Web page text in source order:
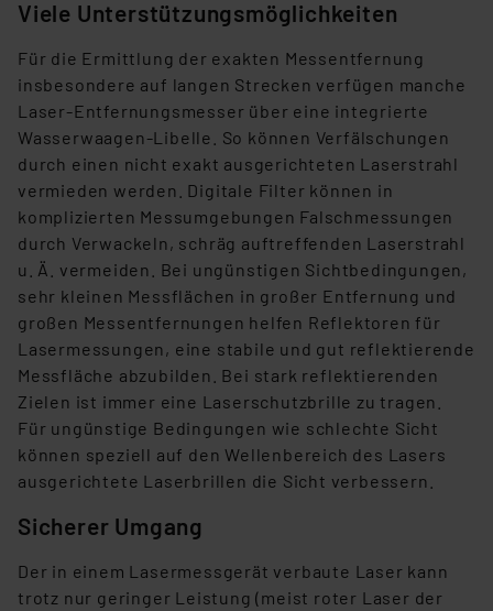
gespeichert werden und dieses Banner erneut
„Einige Drittanbieter verarbeiten personenbezogene
Daten in den USA. Ihre Einwilligung zur Einbindung von
Cookies dieser Drittanbieter umfasst daher ggf. auch
die Verarbeitung Ihrer Daten in den USA gemäß Art. 49
(1) lit. a DSGVO. Nähere Infos zu diesen Drittanbietern
und zu der jeweiligen Datenübermittlung erhalten Sie in
der Datenschutzerklärung. Für die USA besteht kein
Angemessenheitsbeschluss der EU. Dies bedeutet,
dass die USA als Land mit unzureichendem
Datenschutz nach EU-Standards eingestuft wird. So
besteht etwa das Risiko, dass US-Behörden
personenbezogene Daten in
Überwachungsprogrammen verarbeiten, ohne dass
hiergegen Klagemöglichkeiten für Europäer bestehen.
Unsere Kooperation mit diesen Dienstleistern stützt
sich auf die Standarddatenschutzklauseln der
Europäischen Kommission sowie einer eigenen
Beurteilung der mit der Datenübermittlung,
insbesondere der Art der übermittelten Daten,
verbundenen Risiken.“
Viele Unterstützungsmöglichkeiten
Für die Ermittlung der exakten Messentfernung
insbesondere auf langen Strecken verfügen manche
Laser-Entfernungsmesser über eine integrierte
Wasserwaagen-Libelle. So können Verfälschungen
durch einen nicht exakt ausgerichteten Laserstrahl
vermieden werden. Digitale Filter können in
komplizierten Messumgebungen Falschmessungen
durch Verwackeln, schräg auftreffenden Laserstrahl
u. Ä. vermeiden. Bei ungünstigen Sichtbedingungen,
sehr kleinen Messflächen in großer Entfernung und
großen Messentfernungen helfen Reflektoren für
Lasermessungen, eine stabile und gut reflektierende
Messfläche abzubilden. Bei stark reflektierenden
Zielen ist immer eine Laserschutzbrille zu tragen.
Für ungünstige Bedingungen wie schlechte Sicht
können speziell auf den Wellenbereich des Lasers
ausgerichtete Laserbrillen die Sicht verbessern.
Sicherer Umgang
Der in einem Lasermessgerät verbaute Laser kann
trotz nur geringer Leistung (meist roter Laser der